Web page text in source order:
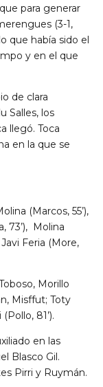
para generar
(3-1,
que había sido el
y en el que
de clara
Salles, los
llegó. Toca
en la que se
(Marcos, 55’),
73’), Molina
Feria (More,
Morillo
Misffut; Toty
81’).
en las
Blasco Gil.
Pirri y Ruymán.